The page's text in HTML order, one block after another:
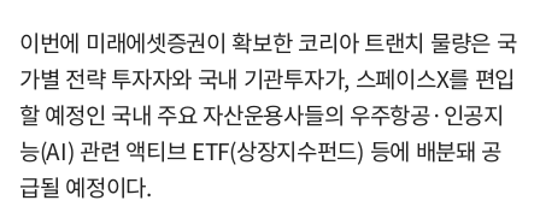
이번에 미래에셋증권이 확보한 코리아 트랜치 물량은 국
가별 전략 투자자와 국내 기관투자가, 스페이스X를 편입
할 예정인 국내 주요 자산운용사들의 우주항공·인공지
능(AI) 관련 액티브 ETF(상장지수펀드) 등에 배분돼 공
급될 예정이다.